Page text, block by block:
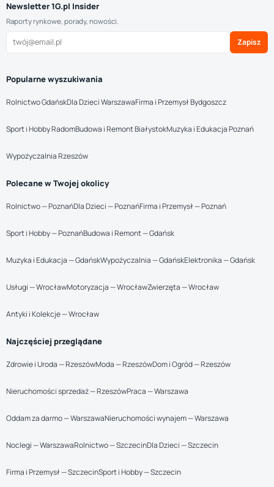
Newsletter 1G.pl Insider
Raporty rynkowe, porady, nowości.
Zapisz
Popularne wyszukiwania
Rolnictwo GdańskDla Dzieci WarszawaFirma i Przemysł Bydgoszcz
Sport i Hobby RadomBudowa i Remont BiałystokMuzyka i Edukacja Poznań
Wypożyczalnia Rzeszów
Polecane w Twojej okolicy
Rolnictwo — PoznańDla Dzieci — PoznańFirma i Przemysł — Poznań
Sport i Hobby — PoznańBudowa i Remont — Gdańsk
Muzyka i Edukacja — GdańskWypożyczalnia — GdańskElektronika — Gdańsk
Usługi — WrocławMotoryzacja — WrocławZwierzęta — Wrocław
Antyki i Kolekcje — Wrocław
Najczęściej przeglądane
Zdrowie i Uroda — RzeszówModa — RzeszówDom i Ogród — Rzeszów
Nieruchomości sprzedaż — RzeszówPraca — Warszawa
Oddam za darmo — WarszawaNieruchomości wynajem — Warszawa
Noclegi — WarszawaRolnictwo — SzczecinDla Dzieci — Szczecin
Firma i Przemysł — SzczecinSport i Hobby — Szczecin